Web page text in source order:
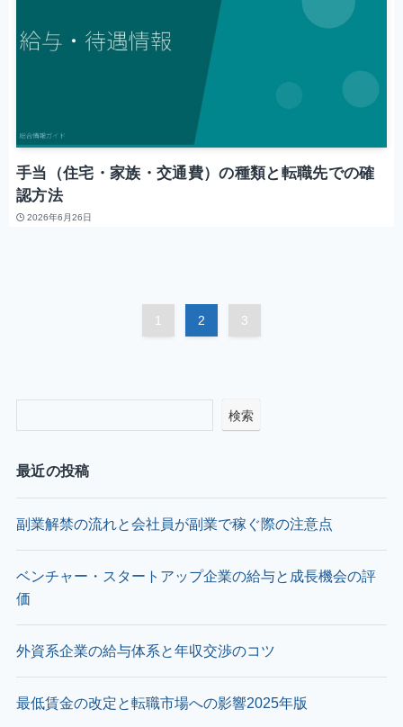
手当（住宅・家族・交通費）の種類と転職先での確
認方法
2026年6月26日
1 2 3
検索
最近の投稿
副業解禁の流れと会社員が副業で稼ぐ際の注意点
ベンチャー・スタートアップ企業の給与と成長機会の評
価
外資系企業の給与体系と年収交渉のコツ
最低賃金の改定と転職市場への影響2025年版